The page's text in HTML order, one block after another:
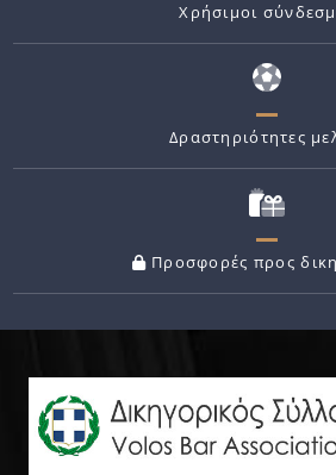
Χρήσιμοι
Δραστηριότητες
Προσφορές προς